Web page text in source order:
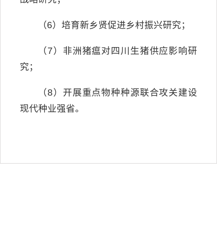
（6）培育新乡贤促进乡村振兴研究；
（7）非洲猪瘟对四川生猪供应影响研
究；
（8）开展重点物种种源联合攻关建设
现代种业强省。